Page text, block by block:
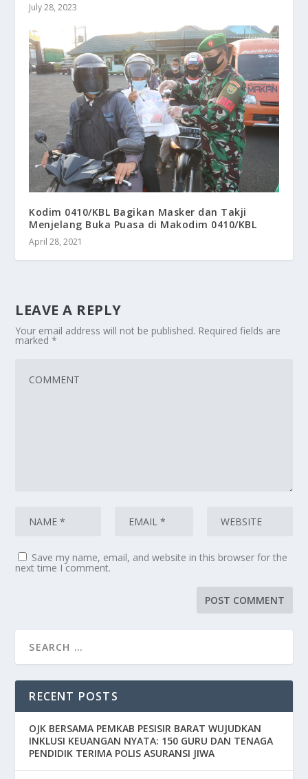
July 28, 2023
Kodim 0410/KBL Bagikan Masker dan Takji
Menjelang Buka Puasa di Makodim 0410/KBL
April 28, 2021
LEAVE A REPLY
Your email address will not be published. Required fields are
marked*
Save my name, email, and website in this browser for the
next time I comment.
RECENT POSTS
OJK BERSAMA PEMKAB PESISIR BARAT WUJUDKAN
INKLUSI KEUANGAN NYATA: 150 GURU DAN TENAGA
PENDIDIK TERIMA POLIS ASURANSI JIWA